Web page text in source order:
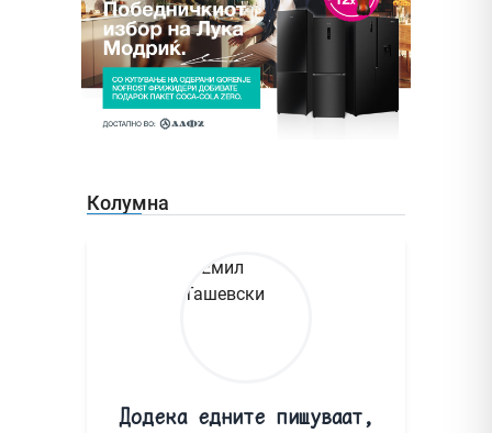
Колумна
Додека едните пишуваат,